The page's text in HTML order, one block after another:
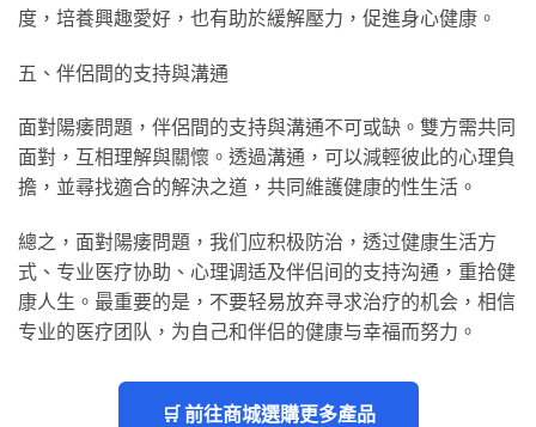
度，培養興趣愛好，也有助於緩解壓力，促進身心健康。
五、伴侶間的支持與溝通
面對陽痿問題，伴侶間的支持與溝通不可或缺。雙方需共同
面對，互相理解與關懷。透過溝通，可以減輕彼此的心理負
擔，並尋找適合的解決之道，共同維護健康的性生活。
總之，面對陽痿問題，我们应积极防治，透过健康生活方
式、专业医疗协助、心理调适及伴侣间的支持沟通，重拾健
康人生。最重要的是，不要轻易放弃寻求治疗的机会，相信
专业的医疗团队，为自己和伴侣的健康与幸福而努力。
🛒 前往商城選購更多產品